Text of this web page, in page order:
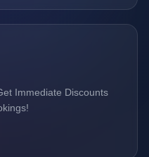
Immediate Discounts